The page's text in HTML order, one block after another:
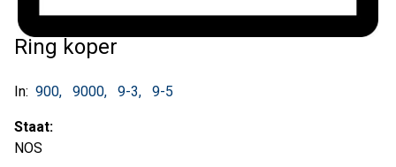
Ring koper
In: 900 9000 9-3 9-5
Staat:
NOS